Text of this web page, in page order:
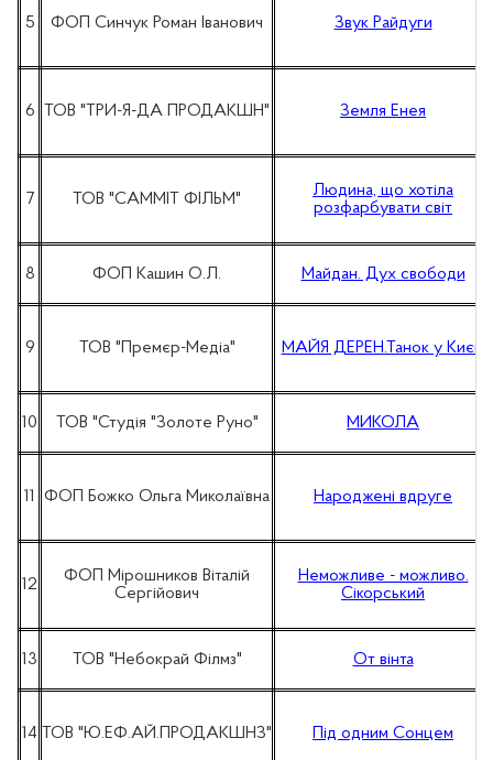
5 ФОП Синчук Роман Іванович Звук Райдуги
6 ТОВ "ТРИ-Я-ДА ПРОДАКШН" Земля Енея
7 ТОВ "САММІТ ФІЛЬМ"
Людина, що хотіла
розфарбувати світ
8 ФОП Кашин О.Л. Майдан. Дух свободи
9 ТОВ "Премєр-Медіа" МАЙЯ ДЕРЕН.Танок у Києві
10 ТОВ "Студія "Золоте Руно" МИКОЛА
11 ФОП Божко Ольга Миколаївна Народжені вдруге
12
ФОП Мірошников Віталій
Сергійович
Неможливе - можливо.
Сікорський
13 ТОВ "Небокрай Філмз" От вінта
14 ТОВ "Ю.ЕФ.АЙ.ПРОДАКШНЗ" Під одним Сонцем